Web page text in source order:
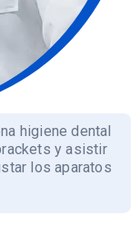
higiene dental
y asistir
los aparatos